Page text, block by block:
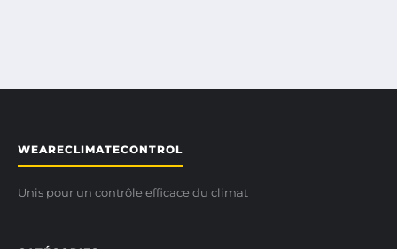
WEARECLIMATECONTROL
Unis pour un contrôle efficace du climat